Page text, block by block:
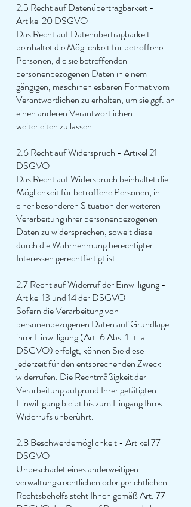
2.5 Recht auf Datenübertragbarkeit -
Artikel 20 DSGVO
Das Recht auf Datenübertragbarkeit
beinhaltet die Möglichkeit für betroffene
Personen, die sie betreffenden
personenbezogenen Daten in einem
gängigen, maschinenlesbaren Format vom
Verantwortlichen zu erhalten, um sie ggf. an
einen anderen Verantwortlichen
weiterleiten zu lassen.
2.6 Recht auf Widerspruch - Artikel 21
DSGVO
Das Recht auf Widerspruch beinhaltet die
Möglichkeit für betroffene Personen, in
einer besonderen Situation der weiteren
Verarbeitung ihrer personenbezogenen
Daten zu widersprechen, soweit diese
durch die Wahrnehmung berechtigter
Interessen gerechtfertigt ist.
2.7 Recht auf Widerruf der Einwilligung -
Artikel 13 und 14 der DSGVO
Sofern die Verarbeitung von
personenbezogenen Daten auf Grundlage
ihrer Einwilligung (Art. 6 Abs. 1 lit. a
DSGVO) erfolgt, können Sie diese
jederzeit für den entsprechenden Zweck
widerrufen. Die Rechtmäßigkeit der
Verarbeitung aufgrund Ihrer getätigten
Einwilligung bleibt bis zum Eingang Ihres
Widerrufs unberührt.
2.8 Beschwerdemöglichkeit - Artikel 77
DSGVO
Unbeschadet eines anderweitigen
verwaltungsrechtlichen oder gerichtlichen
Rechtsbehelfs steht Ihnen gemäß Art. 77